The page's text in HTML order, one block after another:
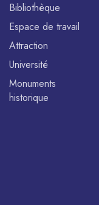
Bibliothèque
Espace de travail
Attraction
Université
Monuments
historique